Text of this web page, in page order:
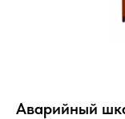
Аварийный